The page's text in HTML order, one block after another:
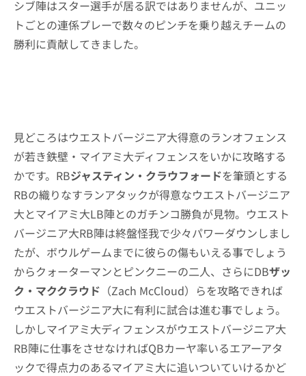
シブ陣はスター選手が居る訳ではありませんが、ユニッ
トごとの連係プレーで数々のピンチを乗り越えチームの
勝利に貢献してきました。
見どころはウエストバージニア大得意のランオフェンス
が若き鉄壁・マイアミ大ディフェンスをいかに攻略する
かです。RBジャスティン・クラウフォードを筆頭とする
RBの織りなすランアタックが得意なウエストバージニア
大とマイアミ大LB陣とのガチンコ勝負が見物。ウエスト
バージニア大RB陣は終盤怪我で少々パワーダウンしまし
たが、ボウルゲームまでに彼らの傷もいえる事でしょう
からクォーターマンとピンクニーの二人、さらにDBザッ
ク・マククラウド （Zach McCloud）らを攻略できれば
ウエストバージニア大に有利に試合は進む事でしょう。
しかしマイアミ大ディフェンスがウエストバージニア大
RB陣に仕事をさせなければQBカーヤ率いるエアーアタ
ックで得点力のあるマイアミ大に追いついていけるかど